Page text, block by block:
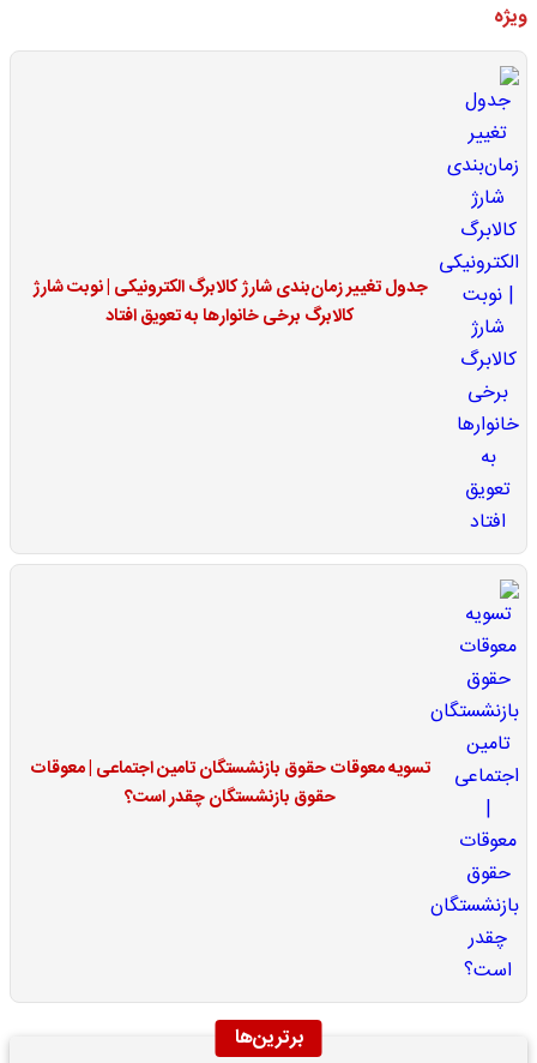
ویژه
جدول تغییر زمان‌بندی شارژ کالابرگ الکترونیکی | نوبت شارژ
کالابرگ برخی خانوارها به تعویق افتاد
تسویه معوقات حقوق بازنشستگان تامین اجتماعی | معوقات
حقوق بازنشستگان چقدر است؟
برترین‌ها